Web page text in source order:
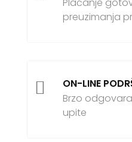
preuzimanja

ON-LINE
Brzo
upite